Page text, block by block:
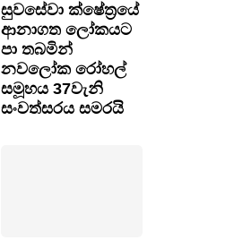
සුවසේවා ක්ෂේත්‍රයේ
ආනාගත ලෝකයට
පා තබමින්
නවලෝක රෝහල්
සමූහය 37වැනි
සංවත්සරය සමරයි